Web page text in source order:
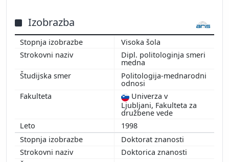
Izobrazba
Visoka šola
Dipl. politologinja smeri
medna
Politologija-mednarodni
odnosi
Univerza v
Ljubljani, Fakulteta za
družbene vede
1998
Doktorat znanosti
Doktorica znanosti